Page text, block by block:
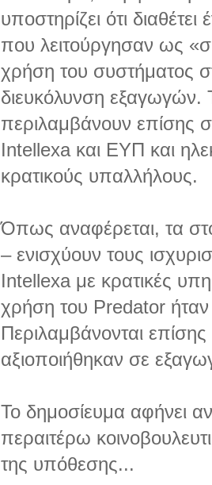
υποστηρίζει ότι
που λειτούργησαν ως
χρήση του συστήματος
διευκόλυνση εξαγωγών.
περιλαμβάνουν επίσης
Intellexa και ΕΥΠ και
κρατικούς υπαλλήλους.
Όπως αναφέρεται, τα
– ενισχύουν τους
Intellexa με κρατικές
χρήση του Predator ήταν
Περιλαμβάνονται
αξιοποιήθηκαν σε
Το δημοσίευμα αφήνει
περαιτέρω
της υπόθεσης...